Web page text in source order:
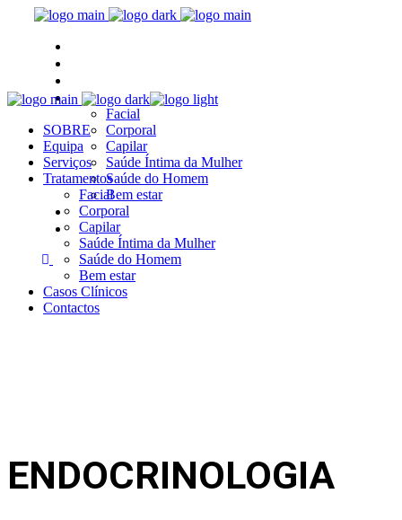
Tratamentos
Facial
Corporal
Capilar
Saúde Íntima da Mulher
Saúde do Homem
Bem estar
Casos Clínicos
Contactos
SOBRE
Equipa
Serviços
Tratamentos
Facial
Corporal
Capilar
Saúde Íntima da Mulher
Saúde do Homem
Bem estar
Casos Clínicos
Contactos
ENDOCRINOLOGIA